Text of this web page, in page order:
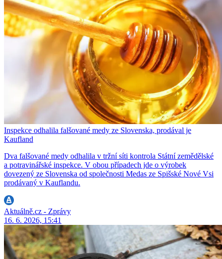
Inspekce odhalila falšované medy ze Slovenska, prodával je
Kaufland
Dva falšované medy odhalila v tržní síti kontrola Státní zemědělské
a potravinářské inspekce. V obou případech jde o výrobek
dovezený ze Slovenska od společnosti Medas ze Spišské Nové Vsi
prodávaný v Kauflandu.
Aktuálně.cz - Zprávy
16. 6. 2026, 15:41